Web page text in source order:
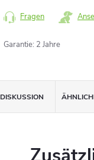
Fragen
Garantie: 2 Jahre
DISKUSSION